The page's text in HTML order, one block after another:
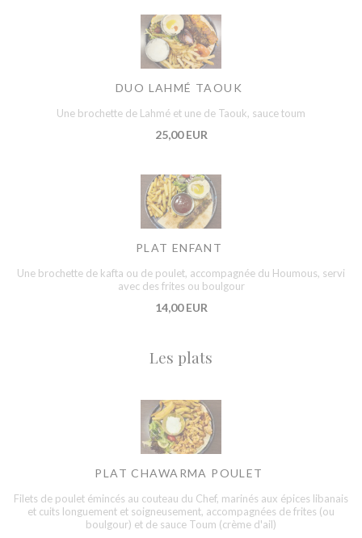
DUO LAHMÉ TAOUK
Une brochette de Lahmé et une de Taouk, sauce toum
25,00 EUR
PLAT ENFANT
Une brochette de kafta ou de poulet, accompagnée du Houmous, servi
avec des frites ou boulgour
14,00 EUR
Les plats
PLAT CHAWARMA POULET
Filets de poulet émincés au couteau du Chef, marinés aux épices libanais
et cuits longuement et soigneusement, accompagnées de frites (ou
boulgour) et de sauce Toum (crème d'ail)